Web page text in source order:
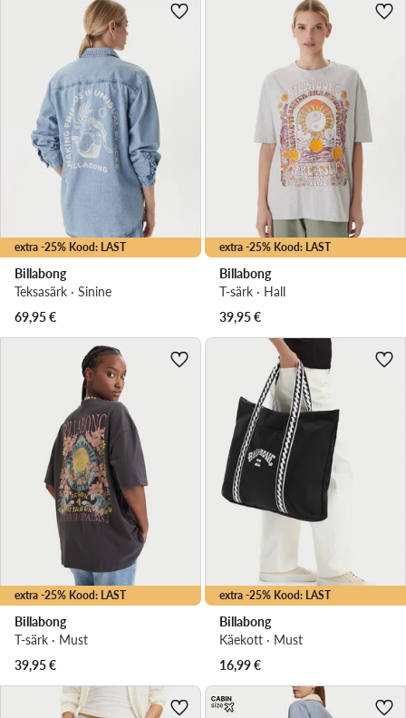
extra -25% Kood: LAST
Billabong
Teksasärk · Sinine
69,95€
extra -25% Kood: LAST
Billabong
T-särk · Hall
39,95€
extra -25% Kood: LAST
Billabong
T-särk · Must
39,95€
extra -25% Kood: LAST
Billabong
Käekott · Must
16,99€